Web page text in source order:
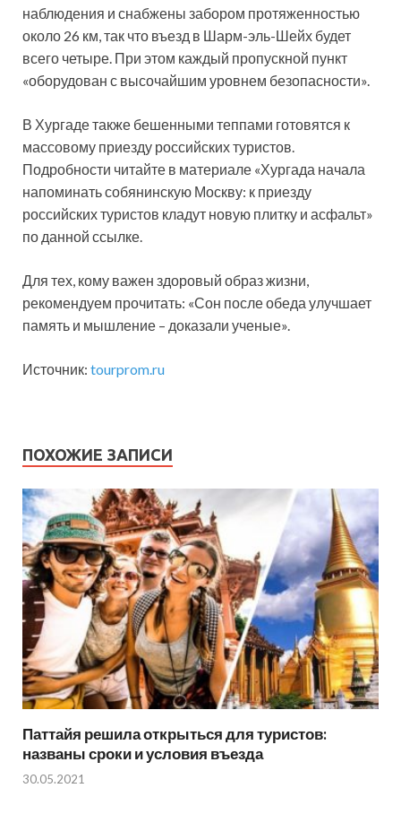
наблюдения и снабжены забором протяженностью
около 26 км, так что въезд в Шарм-эль-Шейх будет
всего четыре. При этом каждый пропускной пункт
«оборудован с высочайшим уровнем безопасности».
В Хургаде также бешенными теппами готовятся к
массовому приезду российских туристов.
Подробности читайте в материале «Хургада начала
напоминать собянинскую Москву: к приезду
российских туристов кладут новую плитку и асфальт»
по данной ссылке.
Для тех, кому важен здоровый образ жизни,
рекомендуем прочитать: «Сон после обеда улучшает
память и мышление – доказали ученые».
Источник: tourprom.ru
ПОХОЖИЕ ЗАПИСИ
Паттайя решила открыться для туристов:
названы сроки и условия въезда
30.05.2021